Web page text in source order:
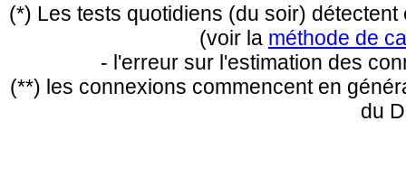
(*) Les tests quotidiens (du soir)
(voir la méthode de
- l'erreur sur l'estimation des
(**) les connexions commencent en
du